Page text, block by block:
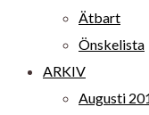
Ätbart
Önskelista
ARKIV
Augusti